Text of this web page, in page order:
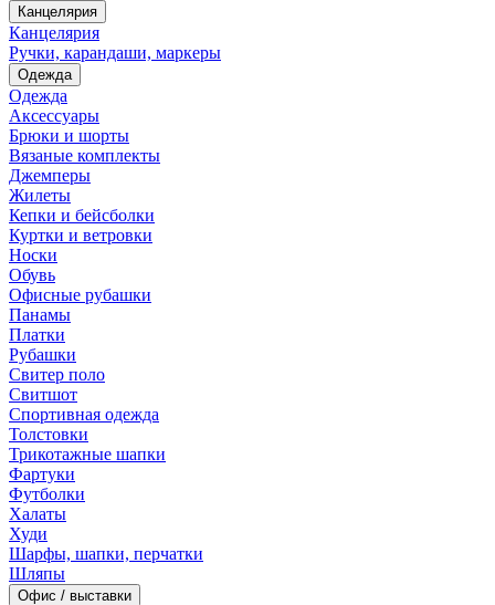
Канцелярия
Канцелярия
Ручки, карандаши, маркеры
Одежда
Одежда
Аксессуары
Брюки и шорты
Вязаные комплекты
Джемперы
Жилеты
Кепки и бейсболки
Куртки и ветровки
Носки
Обувь
Офисные рубашки
Панамы
Платки
Рубашки
Свитер поло
Свитшот
Спортивная одежда
Толстовки
Трикотажные шапки
Фартуки
Футболки
Халаты
Худи
Шарфы, шапки, перчатки
Шляпы
Офис / выставки